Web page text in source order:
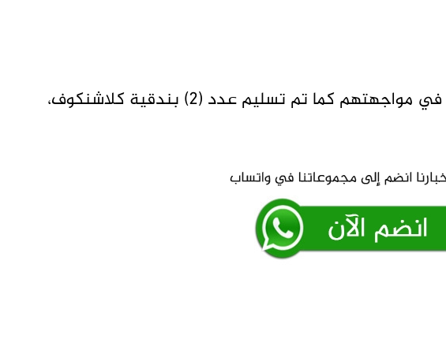
وتم اتخاذ الإجراءات القانونية اللازمة في مواجهتهم كما تم تسليم عدد (2) بندقية كلاشنكوف،